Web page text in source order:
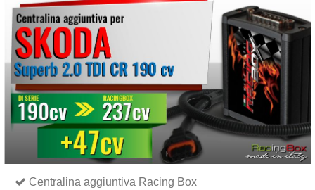
Centralina aggiuntiva Racing Box